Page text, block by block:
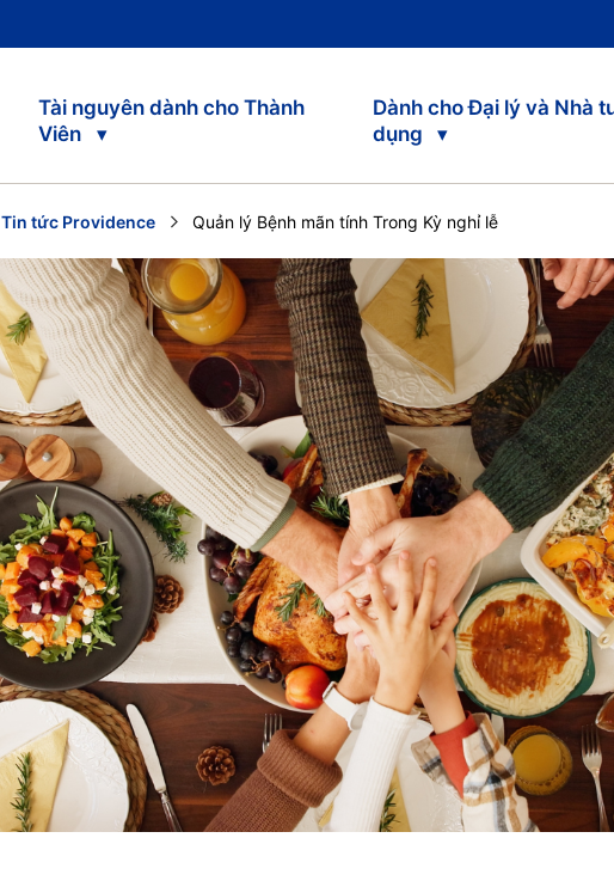
Tài nguyên dành cho Thành
Viên
Dành cho Đại lý và Nhà
dụng
Tin tức Providence Current:
Quản lý Bệnh mãn tính Trong Kỳ nghỉ lễ